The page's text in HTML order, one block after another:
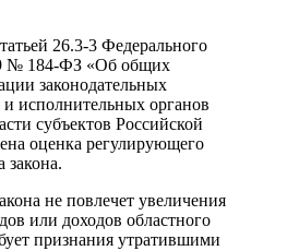
26.3-3 Федерального
№ 184-ФЗ «Об общих
законодательных
исполнительных органов
субъектов Российской
оценка регулирующего
закона.
не повлечет увеличения
или доходов областного
признания утратившими